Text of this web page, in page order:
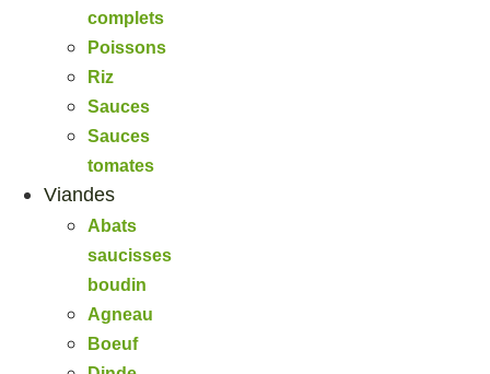
complets
Poissons
Riz
Sauces
Sauces
tomates
Viandes
Abats
saucisses
boudin
Agneau
Boeuf